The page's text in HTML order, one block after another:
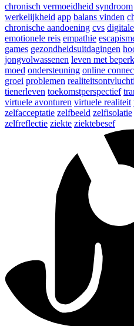
chronisch vermoeidheid syndroom
werkelijkheid app balans vinden
chronische aandoening cvs
emotionele reis empathie
games gezondheidsuitdagingen
jongvolwassenen leven met
moed ondersteuning online
groei problemen
tienerleven toekomstperspectief
virtuele avonturen virtuele realiteit
zelfacceptatie zelfbeeld zelfisolatie
zelfreflectie ziekte ziektebesef